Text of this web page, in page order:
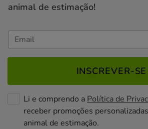
animal de estimação!
INSCREVER-SE
Li e comprendo a Política de
receber promoções
animal de estimação.